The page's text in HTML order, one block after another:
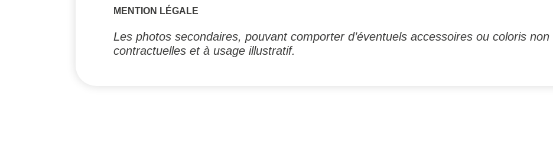
MENTION LÉGALE
Les photos secondaires, pouvant comporter d’éventuels accessoires ou coloris
contractuelles et à usage illustratif.